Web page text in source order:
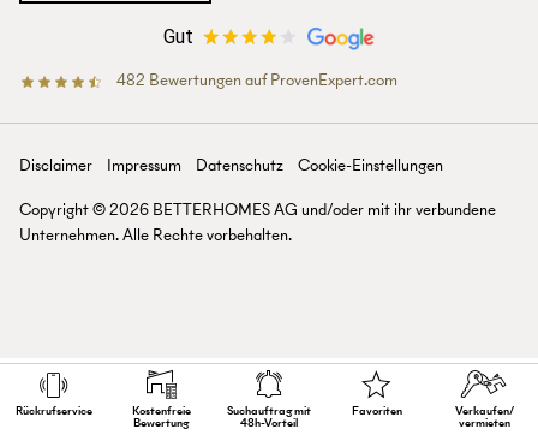
Presse
Gut
482 Bewertungen auf ProvenExpert.com
Disclaimer Impressum Datenschutz
Cookie-Einstellungen
Copyright ©2026 BETTERHOMES AG und/oder mit ihr verbun­dene
Unter­nehmen. Alle Rechte vor­behalten.
Rückruf­service Kostenfreie
Bewertung
Suchauftrag mit
48h-Vorteil
Favoriten Verkaufen/
vermieten